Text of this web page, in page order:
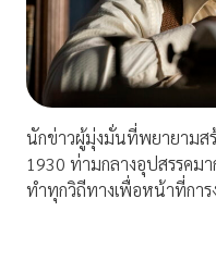
นักข่าวผู้มุ่งมั่นที่พยายามสร้
1930 ท่ามกลางอุปสรรคม
ทำทุกวิถีทางเพื่อหน้าที่การ